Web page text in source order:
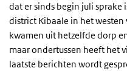
dat er sinds begin juli
district Kibaale in het
kwamen uit hetzelfde dorp
maar ondertussen heeft het
laatste berichten wordt